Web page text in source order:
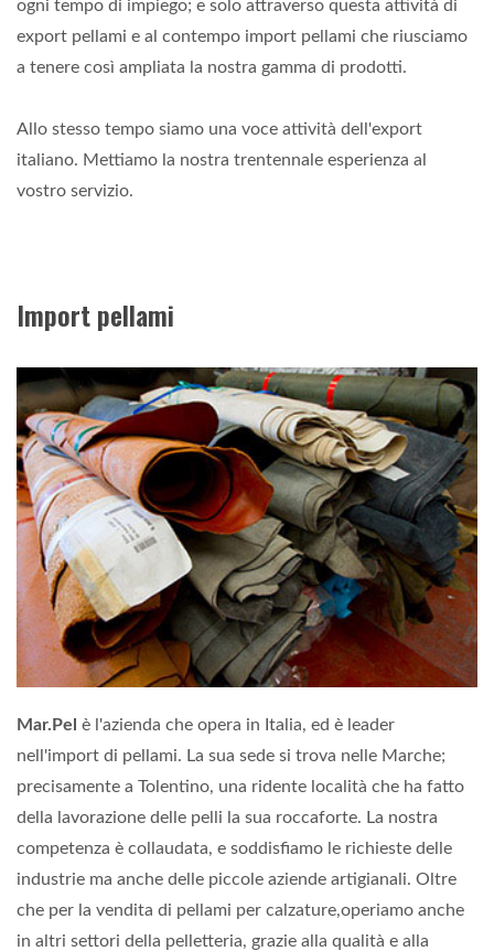
ogni tempo di impiego; e solo attraverso questa attività di
export pellami e al contempo import pellami che riusciamo
a tenere così ampliata la nostra gamma di prodotti.
Allo stesso tempo siamo una voce attività dell'export
italiano. Mettiamo la nostra trentennale esperienza al
vostro servizio.
Import pellami
Mar.Pel è l'azienda che opera in Italia, ed è leader
nell'import di pellami. La sua sede si trova nelle Marche;
precisamente a Tolentino, una ridente località che ha fatto
della lavorazione delle pelli la sua roccaforte. La nostra
competenza è collaudata, e soddisfiamo le richieste delle
industrie ma anche delle piccole aziende artigianali. Oltre
che per la vendita di pellami per calzature,operiamo anche
in altri settori della pelletteria, grazie alla qualità e alla